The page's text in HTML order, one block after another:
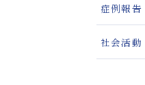
症例報告
社会活動